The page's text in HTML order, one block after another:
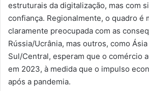
estruturais da digitalização, mas com
confiança. Regionalmente, o quadro é
claramente preocupada com as
Rússia/Ucrânia, mas outros, como
Sul/Central, esperam que o comércio
em 2023, à medida que o impulso
após a pandemia.